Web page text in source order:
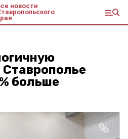
новости
больше